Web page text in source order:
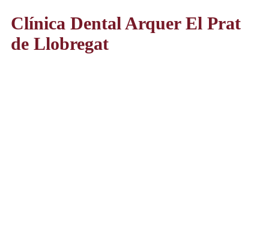
Clínica Dental Arquer El Prat
de Llobregat